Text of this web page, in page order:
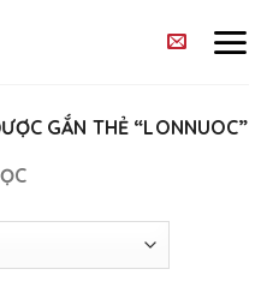
GẮN THẺ “LONNUOC”